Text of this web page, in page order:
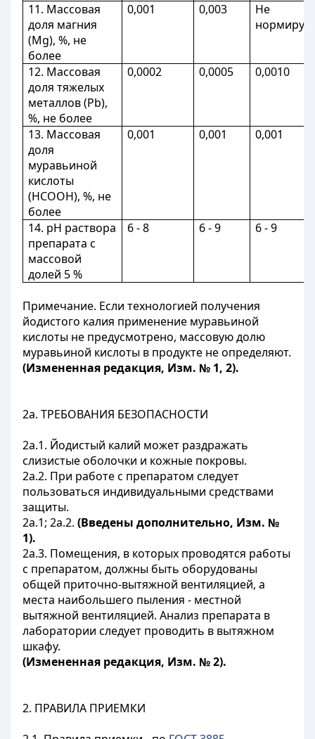
11. Массовая
доля магния
(Mg), %, не
более
0,001 0,003
Не
12. Массовая
доля тяжелых
металлов (Рb),
%, не более
0,0002 0,0005 0,0010
13. Массовая
доля
муравьиной
кислоты
(НСООН), %, не
более
0,001 0,001 0,001
14. рН раствора
препарата с
массовой
долей 5 %
6 - 8 6 - 9 6 - 9
Примечание. Если технологией получения
йодистого калия применение муравьиной
кислоты не предусмотрено, массовую долю
муравьиной кислоты в продукте не определяют.
(Измененная редакция, Изм. № 1, 2).
2а. ТРЕБОВАНИЯ БЕЗОПАСНОСТИ
2а.1. Йодистый калий может раздражать
слизистые оболочки и кожные покровы.
2а.2. При работе с препаратом следует
пользоваться индивидуальными средствами
защиты.
2а.1; 2а.2. (Введены дополнительно, Изм. №
1).
2а.3. Помещения, в которых проводятся работы
с препаратом, должны быть оборудованы
общей приточно-вытяжной вентиляцией, а
места наибольшего пыления - местной
вытяжной вентиляцией. Анализ препарата в
лаборатории следует проводить в вытяжном
шкафу.
(Измененная редакция, Изм. № 2).
2. ПРАВИЛА ПРИЕМКИ